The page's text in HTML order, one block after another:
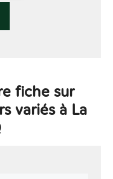
fiche sur
variés à La